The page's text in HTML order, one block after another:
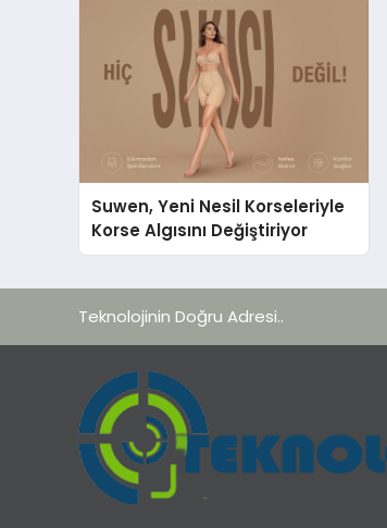
Suwen, Yeni Nesil Korseleriyle
Korse Algısını Değiştiriyor
Teknolojinin Doğru Adresi..